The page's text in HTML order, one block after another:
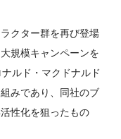
クター群を再び登場
規模キャンペーンを
ルド・マクドナルド
みであり、同社のブ
性化を狙ったもの